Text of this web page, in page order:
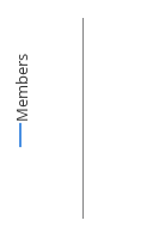
Members